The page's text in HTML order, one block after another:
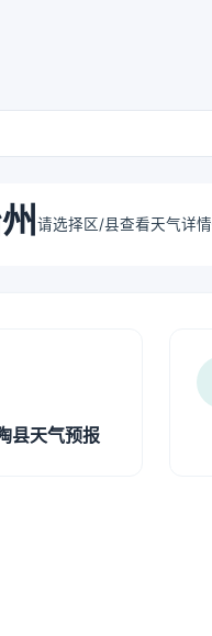
请选择区/县查看天气详情
县天气预报